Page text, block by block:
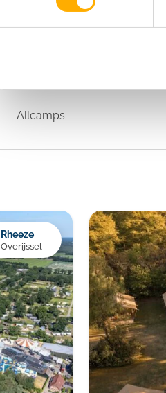
Allcamps
Rheeze
Overijssel